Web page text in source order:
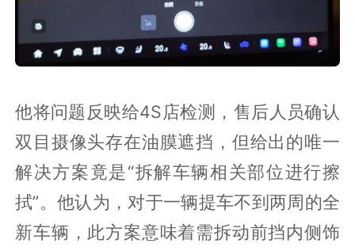
他将问题反映给4S店检测，售后人员确认
双目摄像头存在油膜遮挡，但给出的唯一
解决方案竟是“拆解车辆相关部位进行擦
拭”。他认为，对于一辆提车不到两周的全
新车辆，此方案意味着需拆动前挡内侧饰